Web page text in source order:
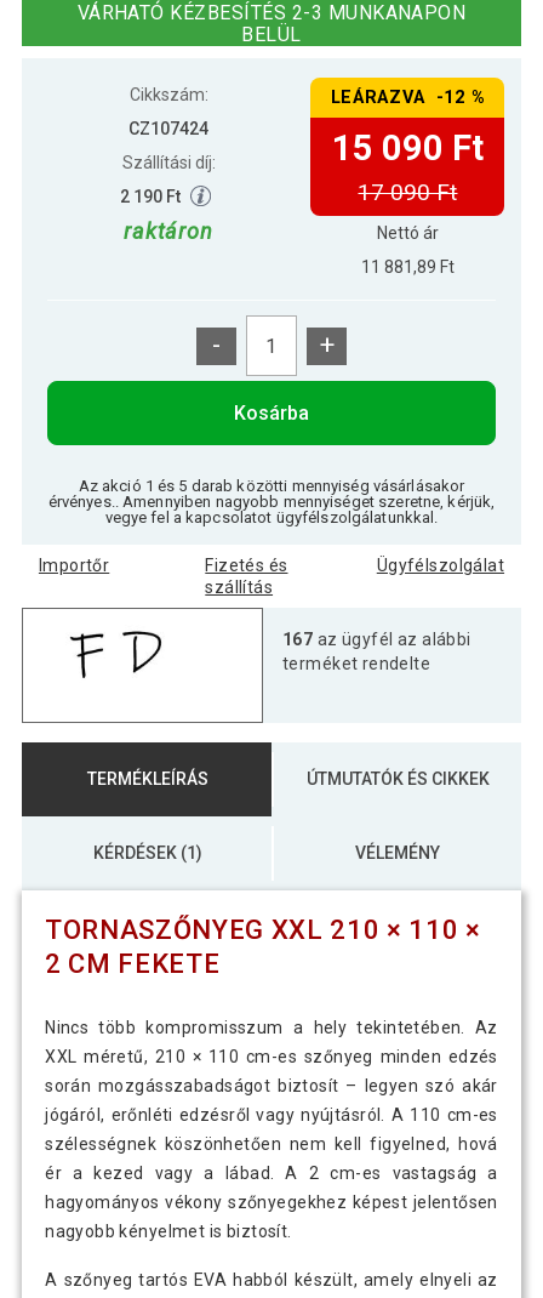
Tornaszőnyeg XXL 210 × 110 × 2 cm
kék
17 690 Ft
Tornaszőnyeg XXL 210 × 110 × 2 cm
szürke
17 690 Ft
VÁRHATÓ KÉZBESÍTÉS 2-3 MUNKANAPON
BELÜL
Cikkszám:
CZ107424
Szállítási díj:
2 190 Ft
raktáron
LEÁRAZVA -12 %
15 090 Ft
17 090 Ft
Nettó ár
11 881,89 Ft
- +
Kosárba
Az akció 1 és 5 darab közötti mennyiség vásárlásakor
érvényes.. Amennyiben nagyobb mennyiséget szeretne, kérjük,
vegye fel a kapcsolatot ügyfélszolgálatunkkal.
Importőr
Fizetés és
szállítás
Ügyfélszolgálat
167 az ügyfél az alábbi
terméket rendelte
TERMÉKLEÍRÁS ÚTMUTATÓK ÉS CIKKEK
KÉRDÉSEK (1) VÉLEMÉNY
TORNASZŐNYEG XXL 210 × 110 ×
2 CM FEKETE
Nincs több kompromisszum a hely tekintetében. Az
XXL méretű, 210 × 110 cm-es szőnyeg minden edzés
során mozgásszabadságot biztosít – legyen szó akár
jógáról, erőnléti edzésről vagy nyújtásról. A 110 cm-es
szélességnek köszönhetően nem kell figyelned, hová
ér a kezed vagy a lábad. A 2 cm-es vastagság a
hagyományos vékony szőnyegekhez képest jelentősen
nagyobb kényelmet is biztosít.
A szőnyeg tartós EVA habból készült, amely elnyeli az